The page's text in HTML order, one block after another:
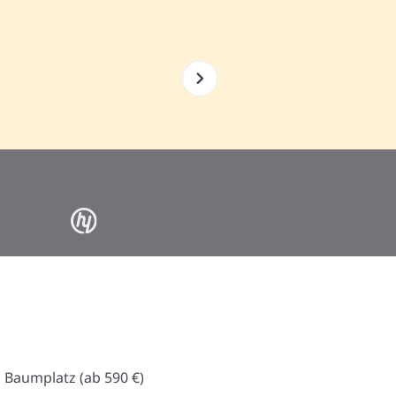
(ab 590 €)